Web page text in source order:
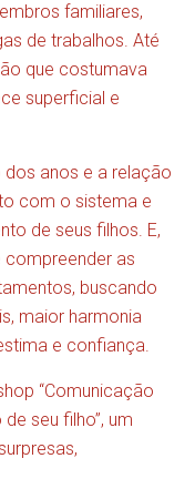
familiares,
de trabalhos. Até
que costumava
superficial e
anos e a relação
com o sistema e
de seus filhos. E,
compreender as
buscando
maior harmonia
e confiança.
“Comunicação
seu filho”, um